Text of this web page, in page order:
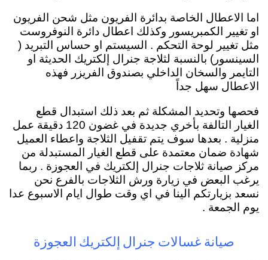
اما الاعطال الخاصة بدائرة الفريون مثل شحن الفريون
او تغيير الكمبريسور وكذلك اعطال دائرة النوفروست
مثل تغيير لوحة التحكم . السيستم او حساس التبريد (
السينسور) بالنسبة لثلاجة جنرال إلكتريك الحديثة او
التايمر والسخان الداخلي بصندوق الفريزر فهذه
الاعطال سهل جداً
فحصها وتحديد المشكلة ثم بعد ذلك استبدال قطع
الغيار التالفة بأخري جديدة في غضون 120 دقيقة عمل
منزلية . بعدها سوف يتم تقفيل الثلاجة واعطاء العميل
شهادة ضمان معتمدة على قطع الغيار المستبدلة من
مركز صيانة ثلاجات جنرال إلكتريك في العجوزة . ربما
يرغب البعض في زيارة ورش الثلاجات بالفرع نحن
نسعد بزيارتكم الينا في اي وقت طوال ايام الاسبوع عدا
يوم الجمعة .
صيانة غسالات جنرال إلكتريك العجوزة